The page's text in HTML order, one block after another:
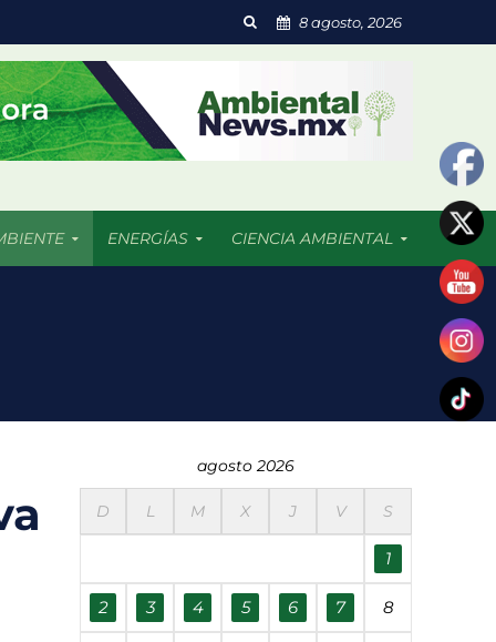
8 agosto, 2026
ENERGÍAS CIENCIA AMBIENTAL
agosto 2026
D L M X J V S
1
2 3 4 5 6 7 8